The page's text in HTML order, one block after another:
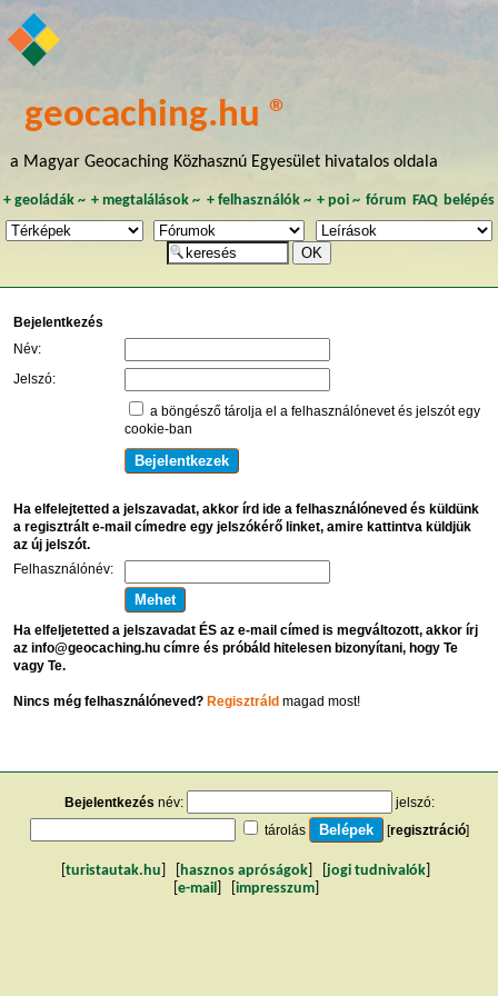
geocaching.hu ®
a Magyar Geocaching Közhasznú Egyesület hivatalos oldala
+ geoládák~ +megtalálások ~ + felhasználók~ + poi~ fórum FAQ belépés
Bejelentkezés
Név:
Jelszó:
a böngésző tárolja el a felhasználónevet és jelszót egy
cookie-ban
Ha elfelejtetted a jelszavadat, akkor írd ide a felhasználóneved és küldünk
a regisztrált e-mail címedre egy jelszókérő linket, amire kattintva küldjük
az új jelszót.
Felhasználónév:
Ha elfeljetetted a jelszavadat ÉS az e-mail címed is megváltozott, akkor írj
az info@geocaching.hu címre és próbáld hitelesen bizonyítani, hogy Te
vagy Te.
Nincs még felhasználóneved? Regisztráldmagad most!
Bejelentkezés név:
jelszó:
tárolás
[regisztráció]
turistautak.hu hasznos apróságok jogi tudnivalók
e-mail impresszum]